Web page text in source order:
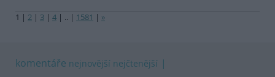
1 | 2 | 3 | 4 | .. | 1581 | »
komentáře nejnovější nejčtenější